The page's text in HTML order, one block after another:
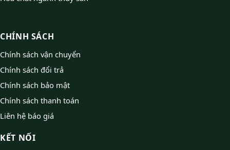
CHÍNH SÁCH
Chính sách vận chuyển
Chính sách đổi trả
Chính sách bảo mật
Chính sách thanh toán
Liên hệ báo giá
KẾT NỐI